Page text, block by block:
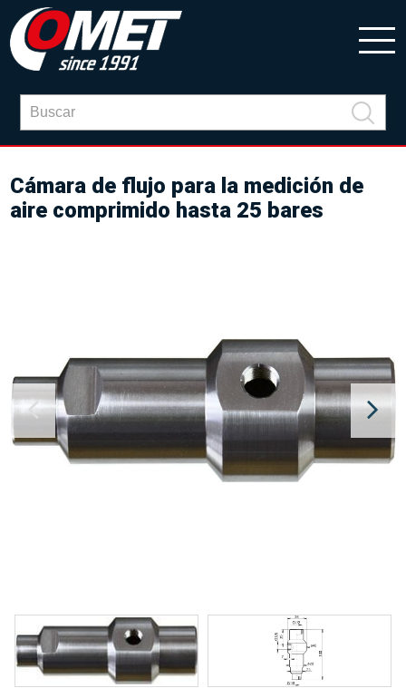
Cámara de flujo para la medición de
aire comprimido hasta 25 bares